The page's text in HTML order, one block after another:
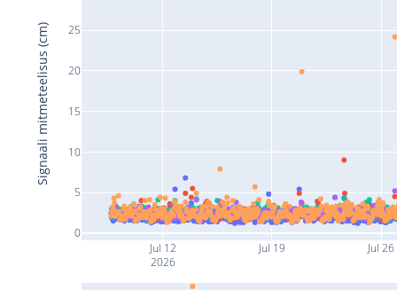
Jul 12
2026
Jul 19 Jul 26
0
5
10
15
20
25
Signaali mitmeteelisus (cm)